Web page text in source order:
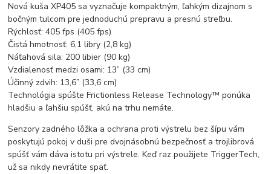
Nová kuša XP405 sa vyznačuje kompaktným, ľahkým dizajnom s
bočným tulcom pre jednoduchú prepravu a presnú streľbu.
Rýchlosť: 405 fps (405 fps)
Čistá hmotnosť: 6,1 libry (2,8 kg)
Náťahová sila: 200 libier (90 kg)
Vzdialenosť medzi osami: 13” (33 cm)
Účinný zdvih: 13,6” (33,6 cm)
Technológia spúšte Frictionless Release Technology™ ponúka
hladšiu a ľahšiu spúšť, akú na trhu nemáte.
Senzory zadného lôžka a ochrana proti výstrelu bez šípu vám
poskytujú pokoj v duši pre dvojnásobnú bezpečnosť a trojlibrová
spúšť vám dáva istotu pri výstrele. Keď raz použijete TriggerTech,
už sa nikdy nevrátite späť.